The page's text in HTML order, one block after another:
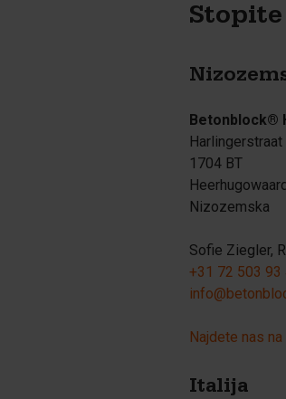
Betonblock®
Harlingerstraat
1704 BT
Nizozemska
Sofie Ziegler,
+31 72 503 93
Najdete nas
Italija